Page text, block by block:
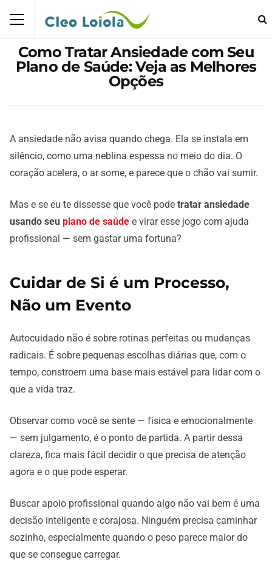
Como Tratar Ansiedade com Seu
Plano de Saúde: Veja as Melhores
Opções
A ansiedade não avisa quando chega. Ela se instala em
silêncio, como uma neblina espessa no meio do dia. O
coração acelera, o ar some, e parece que o chão vai sumir.
Mas e se eu te dissesse que você pode tratar ansiedade
usando seu plano de saúde e virar esse jogo com ajuda
profissional — sem gastar uma fortuna?
Cuidar de Si é um Processo,
Não um Evento
Autocuidado não é sobre rotinas perfeitas ou mudanças
radicais. É sobre pequenas escolhas diárias que, com o
tempo, constroem uma base mais estável para lidar com o
que a vida traz.
Observar como você se sente — física e emocionalmente
— sem julgamento, é o ponto de partida. A partir dessa
clareza, fica mais fácil decidir o que precisa de atenção
agora e o que pode esperar.
Buscar apoio profissional quando algo não vai bem é uma
decisão inteligente e corajosa. Ninguém precisa caminhar
sozinho, especialmente quando o peso parece maior do
que se consegue carregar.